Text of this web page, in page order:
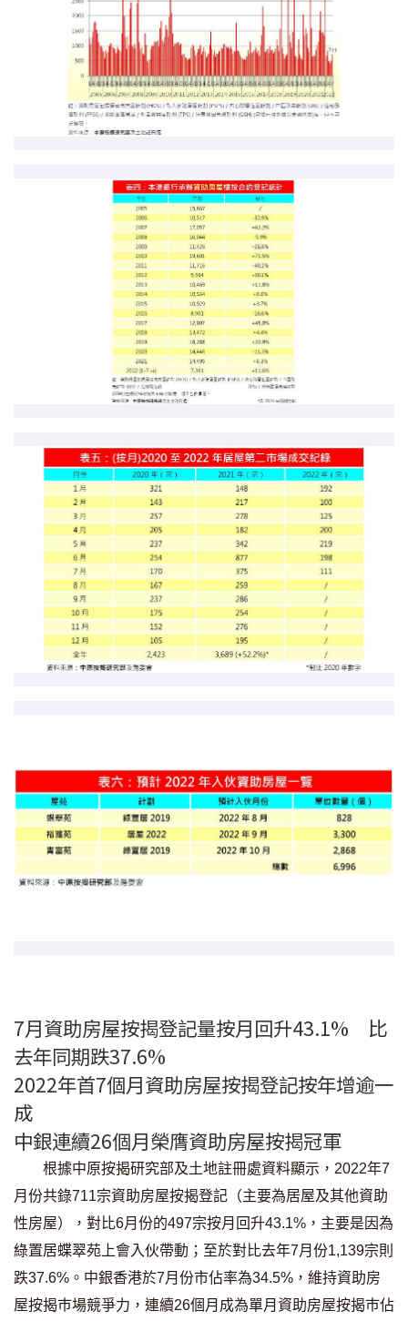
按揭快趣智識
按揭智庫
樓按專欄
裝修·保險優惠
免費裝修轉介服務
火險、家居、寵物保險
聯絡我們
聯絡方法
網上申請按揭轉介
條款及細則
私隱政策
本網站採用無障礙網頁設計，如有任何問題，可查詢：
2889 2886 / cmb@mail.centanet.com
中原地產 | 網上搵樓 |
中原工商舖
© 2026 中原按揭經紀有限公司 Centaline Mortgage Broker Limited 版權所有
條款及細則
私隱政策聲明
7月資助房屋按揭登記量按月回升43.1% 比
去年同期跌37.6%
2022年首7個月資助房屋按揭登記按年增逾一
成
中銀連續26個月榮膺資助房屋按揭冠軍
根據中原按揭研究部及土地註冊處資料顯示，2022年7
月份共錄711宗資助房屋按揭登記（主要為居屋及其他資助
性房屋），對比6月份的497宗按月回升43.1%，主要是因為
綠置居蝶翠苑上會入伙帶動；至於對比去年7月份1,139宗則
跌37.6%。中銀香港於7月份市佔率為34.5%，維持資助房
屋按揭巿場競爭力，連續26個月成為單月資助房屋按揭巿佔